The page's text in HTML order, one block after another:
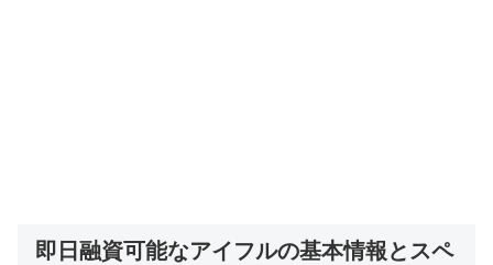
即日融資可能なアイフルの基本情報とスペ